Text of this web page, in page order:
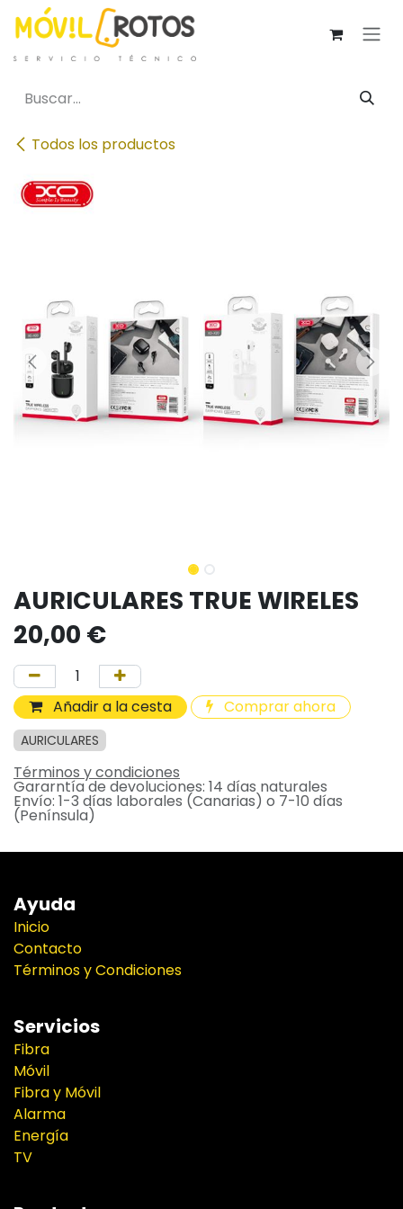
Ir al contenido
Todos los productos
AURICULARES TRUE WIRELES
20,00 €
Añadir a la cesta Comprar ahora
AURICULARES
Términos y condiciones
Gararntía de devoluciones: 14 días naturales
Envío: 1-3 días laborales (Canarias) o 7-10 días
(Península)
Ayuda
Inicio
Contacto
Términos y Condiciones
Servicios
Fibra
Móvil
Fibra y Móvil
Alarma
Energía
TV